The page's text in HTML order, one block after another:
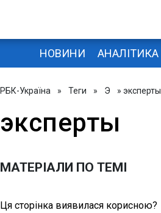
НОВИНИ АНАЛІТИКА
РБК-Україна » Теги » Э » эксперты
эксперты
МАТЕРІАЛИ ПО ТЕМІ
Ця сторінка виявилася корисною?